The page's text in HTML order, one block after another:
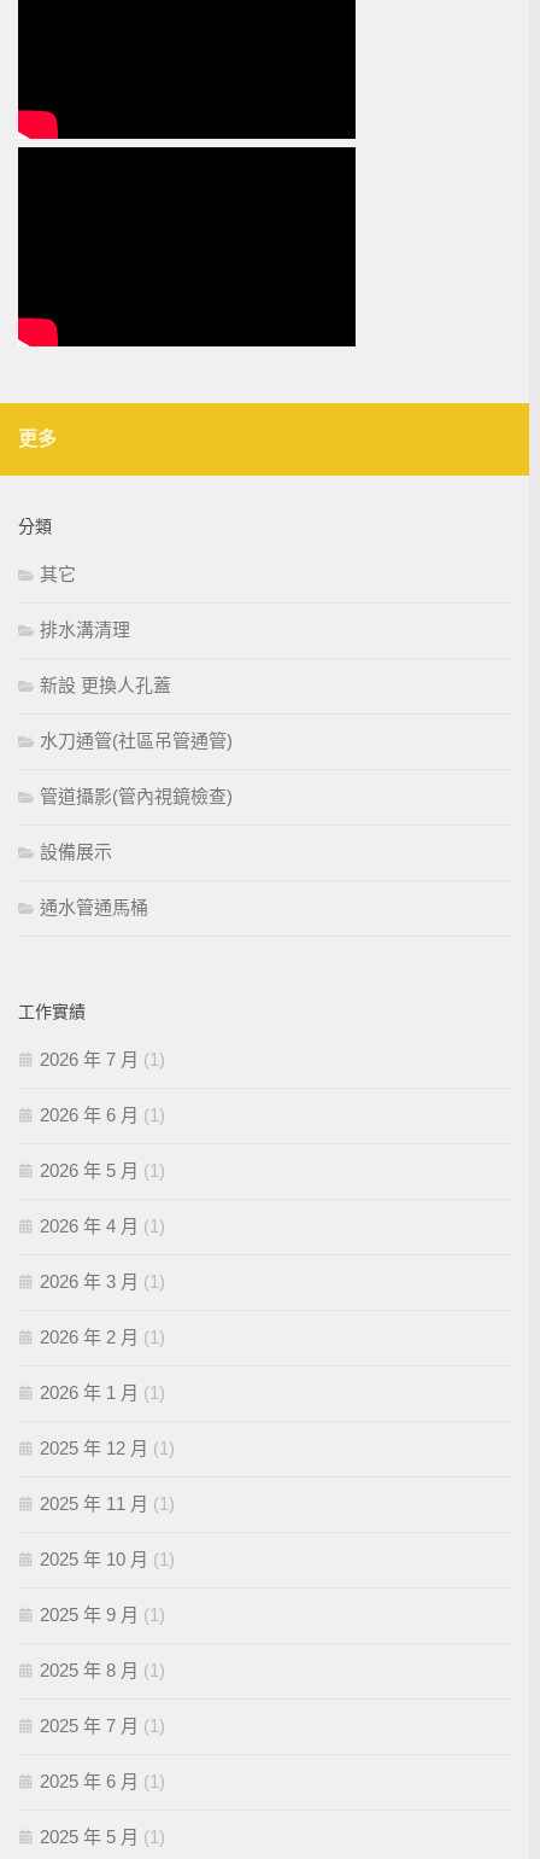
更多
分類
其它
排水溝清理
新設 更換人孔蓋
水刀通管(社區吊管通管)
管道攝影(管內視鏡檢查)
設備展示
通水管通馬桶
工作實績
2026 年 7 月 (1)
2026 年 6 月 (1)
2026 年 5 月 (1)
2026 年 4 月 (1)
2026 年 3 月 (1)
2026 年 2 月 (1)
2026 年 1 月 (1)
2025 年 12 月 (1)
2025 年 11 月 (1)
2025 年 10 月 (1)
2025 年 9 月 (1)
2025 年 8 月 (1)
2025 年 7 月 (1)
2025 年 6 月 (1)
2025 年 5 月 (1)